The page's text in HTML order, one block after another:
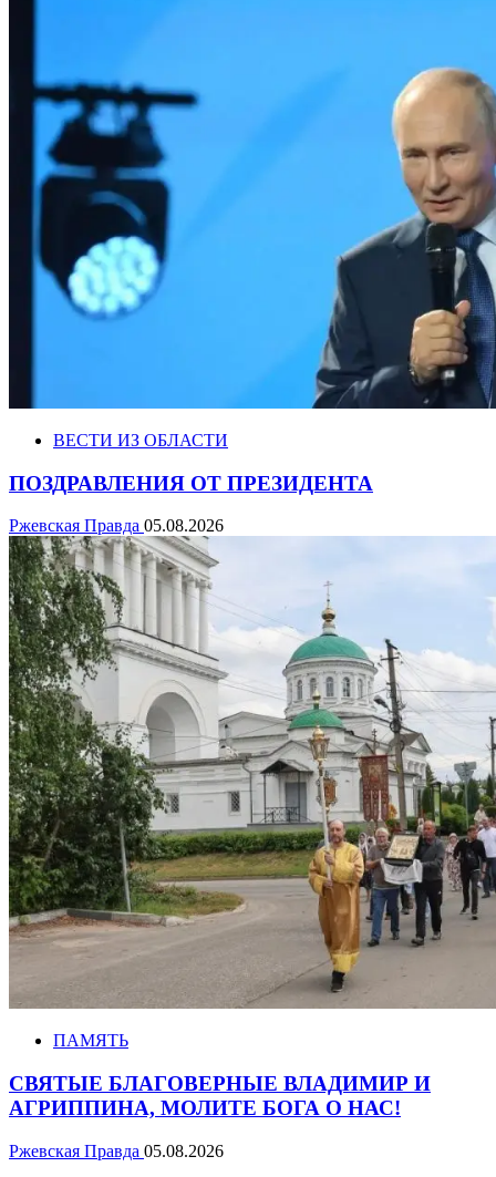
ВЕСТИ ИЗ ОБЛАСТИ
ПОЗДРАВЛЕНИЯ ОТ ПРЕЗИДЕНТА
Ржевская Правда 05.08.2026
ПАМЯТЬ
СВЯТЫЕ БЛАГОВЕРНЫЕ ВЛАДИМИР И
АГРИППИНА, МОЛИТЕ БОГА О НАС!
Ржевская Правда 05.08.2026